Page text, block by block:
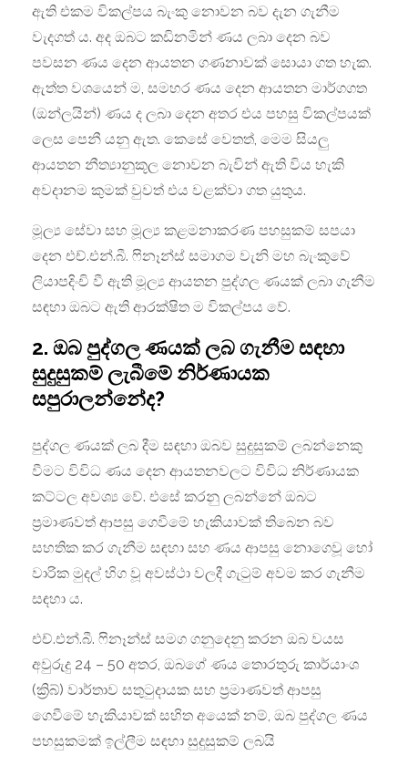
ඇති එකම විකල්පය බැංකු නොවන බව දැන ගැනීම
වැදගත් ය. අද ඔබට කඩිනමින් ණය ලබා දෙන බව
පවසන ණය දෙන ආයතන ගණනාවක් සොයා ගත හැක.
ඇත්ත වශයෙන් ම, සමහර ණය දෙන ආයතන මාර්ගගත
(ඔන්ලයින්) ණය ද ලබා දෙන අතර එය පහසු විකල්පයක්
ලෙස පෙනී යනු ඇත. කෙසේ වෙතත්, මෙම සියලු
ආයතන නීත්‍යානුකූල නොවන බැවින් ඇති විය හැකි
අවදානම කුමක් වුවත් එය වළක්වා ගත යුතුය.
මූල්‍ය සේවා සහ මූල්‍ය කළමනාකරණ පහසුකම් සපයා
දෙන එච්.එන්.බී. ෆිනෑන්ස් සමාගම වැනි මහ බැංකුවේ
ලියාපදිංචි වී ඇති මූල්‍ය ආයතන පුද්ගල ණයක් ලබා ගැනීම
සඳහා ඔබට ඇති ආරක්ෂිත ම විකල්පය වේ.
2. ඔබ පුද්ගල ණයක් ලබ ගැනීම සඳහා
සුදුසුකම් ලැබීමේ නිර්ණායක
සපුරාලන්නේද?
පුද්ගල ණයක් ලබ දීම සඳහා ඔබව සුදුසුකම් ලබන්නෙකු
වීමට විවිධ ණය දෙන ආයතනවලට විවිධ නිර්ණායක
කට්ටල අවශ්‍ය වේ. එසේ කරනු ලබන්නේ ඔබට
ප්‍රමාණවත් ආපසු ගෙවීමේ හැකියාවක් තිබෙන බව
සහතික කර ගැනීම සඳහා සහ ණය ආපසු නොගෙවූ හෝ
වාරික මුදල් හිග වූ අවස්ථා වලදී ගැටුම් අවම කර ගැනීම
සඳහා ය.
එච්.එන්.බී. ෆිනෑන්ස් සමග ගනුදෙනු කරන ඔබ වයස
අවුරුදු 24 – 50 අතර, ඔබගේ ණය තොරතුරු කාර්යාංශ
(ක්‍රිබ්) වාර්තාව සතුටුදායක සහ ප්‍රමාණවත් ආපසු
ගෙවීමේ හැකියාවක් සහිත අයෙක් නම්, ඔබ පුද්ගල ණය
පහසුකමක් ඉල්ලීම සඳහා සුදුසුකම් ලබයි